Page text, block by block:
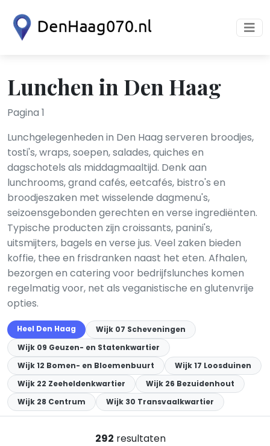
Lunchen in Den Haag
Pagina 1
Lunchgelegenheden in Den Haag serveren broodjes,
tosti's, wraps, soepen, salades, quiches en
dagschotels als middagmaaltijd. Denk aan
lunchrooms, grand cafés, eetcafés, bistro's en
broodjeszaken met wisselende dagmenu's,
seizoensgebonden gerechten en verse ingrediënten.
Typische producten zijn croissants, panini's,
uitsmijters, bagels en verse jus. Veel zaken bieden
koffie, thee en frisdranken naast het eten. Afhalen,
bezorgen en catering voor bedrijfslunches komen
regelmatig voor, net als veganistische en glutenvrije
opties.
Heel Den Haag
Wijk 07 Scheveningen
Wijk 09 Geuzen- en Statenkwartier
Wijk 12 Bomen- en Bloemenbuurt
Wijk 17 Loosduinen
Wijk 22 Zeeheldenkwartier
Wijk 26 Bezuidenhout
Wijk 28 Centrum
Wijk 30 Transvaalkwartier
292 resultaten